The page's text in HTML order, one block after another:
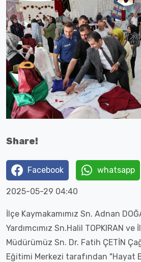
Share!
Facebook whatsapp
2025-05-29 04:40
İlçe Kaymakamımız Sn. Adnan
Yardımcımız Sn.Halil TOPKIRAN
Müdürümüz Sn. Dr. Fatih ÇETİN
Eğitimi Merkezi tarafından "Hayat